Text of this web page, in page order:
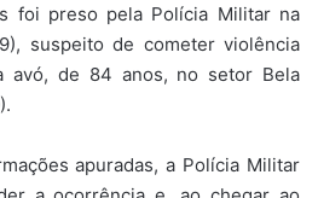
foi preso pela Polícia Militar na
suspeito de cometer violência
avó, de 84 anos, no setor Bela
apuradas, a Polícia Militar